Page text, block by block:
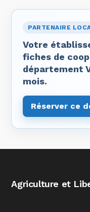
PARTENAIRE
Votre
fiches de
département
mois.
Réserver ce
Agriculture et